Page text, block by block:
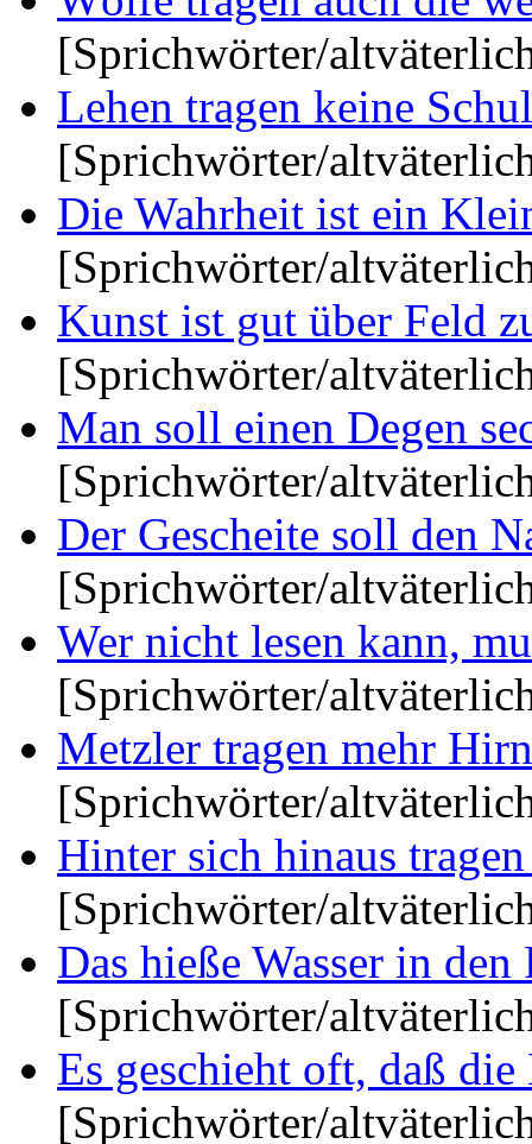
[Sprichwörter/
Lehen tragen keine
[Sprichwörter/
Die Wahrheit ist ein
[Sprichwörter/
Kunst ist gut über Feld
[Sprichwörter/
Man soll einen Degen
[Sprichwörter/
Der Gescheite soll den
[Sprichwörter/
Wer nicht lesen kann,
[Sprichwörter/
Metzler tragen mehr
[Sprichwörter/
Hinter sich hinaus
[Sprichwörter/
Das hieße Wasser in
[Sprichwörter/
Es geschieht oft, daß
[Sprichwörter/